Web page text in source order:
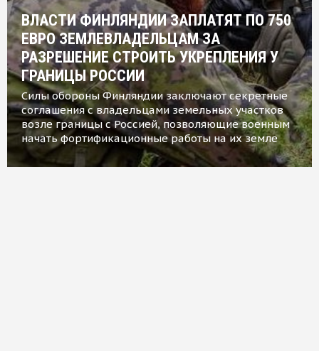
ВЛАСТИ ФИНЛЯНДИИ ЗАПЛАТЯТ ПО 750
ЕВРО ЗЕМЛЕВЛАДЕЛЬЦАМ ЗА
РАЗРЕШЕНИЕ СТРОИТЬ УКРЕПЛЕНИЯ У
ГРАНИЦЫ РОССИИ
Силы обороны Финляндии заключают секретные
соглашения с владельцами земельных участков
возле границы с Россией, позволяющие военным
начать фортификационные работы на их земле